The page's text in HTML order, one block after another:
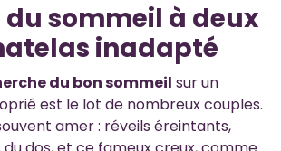
du sommeil à deux
inadapté
du bon sommeil sur un
est le lot de nombreux couples.
amer : réveils éreintants,